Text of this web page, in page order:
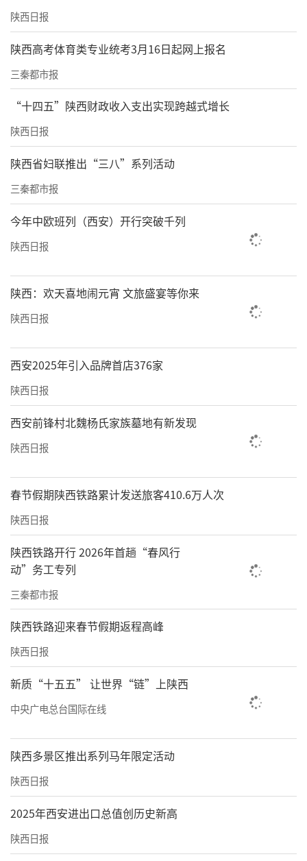
陕西日报
陕西高考体育类专业统考3月16日起网上报名
三秦都市报
“十四五”陕西财政收入支出实现跨越式增长
陕西日报
陕西省妇联推出“三八”系列活动
三秦都市报
今年中欧班列（西安）开行突破千列
陕西日报
陕西：欢天喜地闹元宵 文旅盛宴等你来
陕西日报
西安2025年引入品牌首店376家
陕西日报
西安前锋村北魏杨氏家族墓地有新发现
陕西日报
春节假期陕西铁路累计发送旅客410.6万人次
陕西日报
陕西铁路开行 2026年首趟“春风行
动”务工专列
三秦都市报
陕西铁路迎来春节假期返程高峰
陕西日报
新质“十五五” 让世界“链”上陕西
中央广电总台国际在线
陕西多景区推出系列马年限定活动
陕西日报
2025年西安进出口总值创历史新高
陕西日报